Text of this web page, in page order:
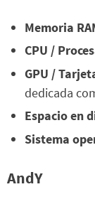
Memoria
CPU /
GPU /
dedicada
Espacio en
Sistema
AndY